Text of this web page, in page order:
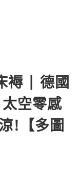
褥 | 德國
空零感
!【多圖